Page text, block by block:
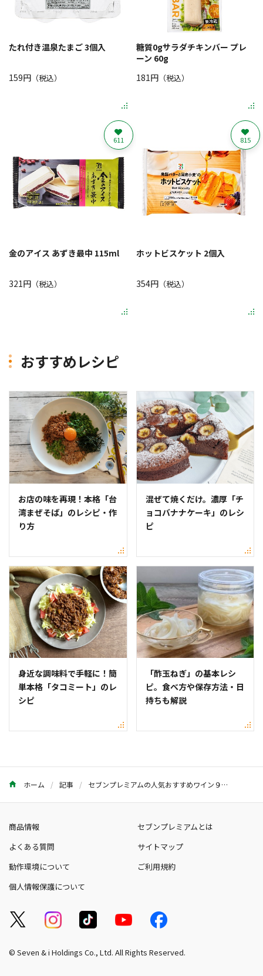
たれ付き温泉たまご 3個入
159円 （税込）
糖質0gサラダチキンバー プレ
ーン 60g
181円（税込）
金のアイス あずき最中 115ml
321円 （税込）
611
ホットビスケット 2個入
354円（税込）
815
おすすめレシピ
お店の味を再現！本格「台
湾まぜそば」のレシピ・作
り方
混ぜて焼くだけ。濃厚「チ
ョコバナナケーキ」のレシ
ピ
身近な調味料で手軽に！簡
単本格「タコミート」のレ
シピ
「酢玉ねぎ」の基本レシ
ピ。食べ方や保存方法・日
持ちも解説
ホーム 記事 セブンプレミアムの人気おすすめワイン９選！ お手ごろから本格派まで | セブンプレミアム公式 セブンプレミアム向上委員会
商品情報
セブンプレミアムとは
よくある質問
サイトマップ
動作環境について
ご利用規約
個人情報保護について
© Seven & i Holdings Co., Ltd. All Rights Reserved.